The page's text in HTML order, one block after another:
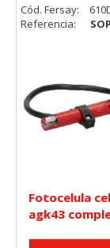
Fotocelula
agk43
Cód. Fersay:
Referencia: